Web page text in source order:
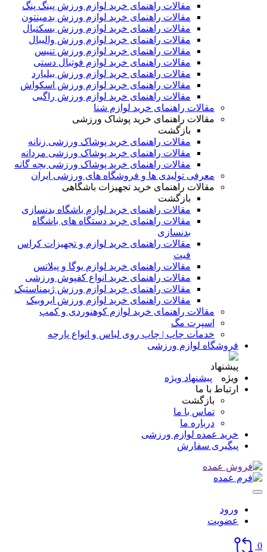
مقالات راهنمای خرید لوازم ورزش پینگ پنگ
مقالات راهنمای خرید لوازم ورزش بدمینتون
مقالات راهنمای خرید لوازم ورزش بسکتبال
مقالات راهنمای خرید لوازم ورزش والیبال
مقالات راهنمای خرید لوازم ورزش تنیس
مقالات راهنمای خرید لوازم فوتبال دستی
مقالات راهنمای خرید لوازم ورزش بیلیارد
مقالات راهنمای خرید لوازم ورزش اسکواش
مقالات راهنمای خرید لوازم ورزش راگبی
مقالات راهنمای خرید لوازم شنا
مقالات راهنمای خرید پوشاک ورزشی
بازگشت
مقالات راهنمای خرید پوشاک ورزشی زنانه
مقالات راهنمای خرید پوشاک ورزشی مردانه
مقالات راهنمای خرید پوشاک ورزشی بچه گانه
معرفی تولیدی ها و فروشگاه های ورزشی ایران
مقالات راهنمای خرید تجهیزات باشگاهی
بازگشت
مقالات راهنمای خرید لوازم باشگاه بدنسازی
مقالات راهنمای خرید دستگاه های باشگاه
بدنسازی
مقالات راهنمای خرید لوازم و تجهیزات کراس
فیت
مقالات راهنمای خرید لوازم یوگا و پیلاتس
مقالات راهنمای خرید انواع کفپوش ورزشی
مقالات راهنمای خرید لوازم ورزش ژیمناستیک
مقالات راهنمای خرید لوازم ورزش ایروبیک
مقالات راهنمای خرید لوازم کوهنوردی و کمپ
اسپرت مگ
خدمات چاپ | چاپ روی لباس و انواع پارچه
فروشگاه لوازم ورزشی
پیشنهاد ویژه
ارتباط با ما
بازگشت
تماس با ما
درباره ما
خرید عمده لوازم ورزشی
پیگیری سفارش
ورود
عضویت
0